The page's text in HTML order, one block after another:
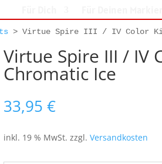
>Virtue Spire III / IV Color
Virtue Spire III / IV
Chromatic Ice
33,95 €
inkl. 19 % MwSt. zzgl. Versandkosten